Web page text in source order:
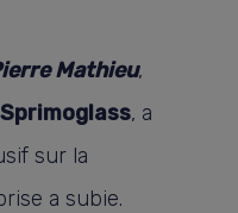
Mathieu,
Sprimoglass, a
sur la
a subie.